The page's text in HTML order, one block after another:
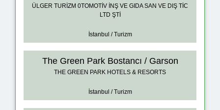
ÜLGER TURİZM 0TOMOTİV İNŞ VE GIDA SAN VE DIŞ TİC
LTD ŞTİ
İstanbul / Turizm
The Green Park Bostancı / Garson
THE GREEN PARK HOTELS & RESORTS
İstanbul / Turizm